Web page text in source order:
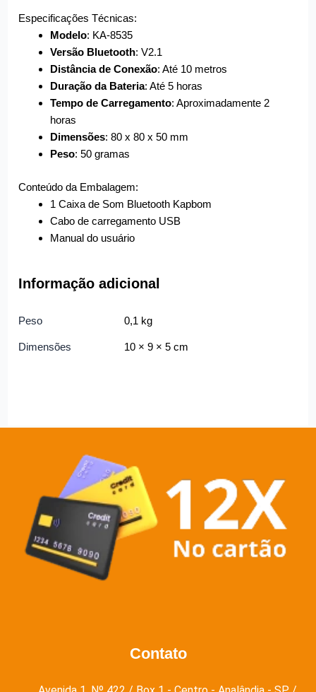
Especificações Técnicas:
Modelo: KA-8535
Versão Bluetooth: V2.1
Distância de Conexão: Até 10 metros
Duração da Bateria: Até 5 horas
Tempo de Carregamento: Aproximadamente 2
horas
Dimensões: 80 x 80 x 50 mm
Peso: 50 gramas
Conteúdo da Embalagem:
1 Caixa de Som Bluetooth Kapbom
Cabo de carregamento USB
Manual do usuário
Informação adicional
Peso 0,1 kg
Dimensões 10 × 9 × 5 cm
Contato